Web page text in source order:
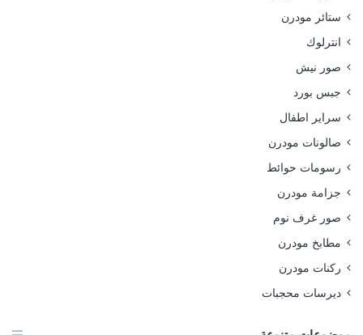
ستائر مودرن
انترلوك
صور نيش
جبس بورد
سراير اطفال
صالونات مودرن
رسومات حوائط
جزامة مودرن
صور غرف نوم
مطابخ مودرن
ركنات مودرن
ديرسات محجبات